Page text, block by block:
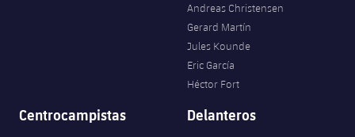
Andreas Christensen
Gerard Martín
Jules Kounde
Eric García
Héctor Fort
Centrocampistas Delanteros